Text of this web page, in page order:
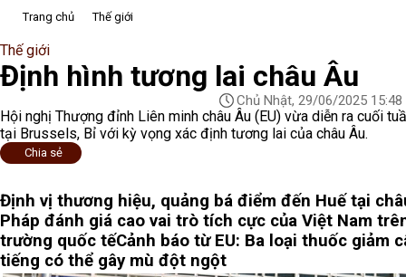
Trang chủ Thế giới
Thế giới
Định hình tương lai châu Âu
Chủ Nhật, 29/06/2025 15:48
Hội nghị Thượng đỉnh Liên minh châu Âu (EU) vừa diễn ra cuối
tại Brussels, Bỉ với kỳ vọng xác định tương lai của châu Âu.
Chia sẻ
Định vị thương hiệu, quảng bá điểm đến Huế tại
Pháp đánh giá cao vai trò tích cực của Việt Nam
trường quốc tếCảnh báo từ EU: Ba loại thuốc giảm
tiếng có thể gây mù đột ngột